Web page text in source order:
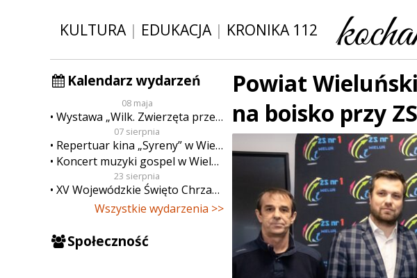
KULTURA| EDUKACJA| KRONIKA 112
Kalendarz wydarzeń
08 maja
Wystawa „Wilk. Zwierzęta przeklęte”
07 sierpnia
Repertuar kina „Syreny” w Wieluniu w dn. od 7 do 13 sierpnia
Koncert muzyki gospel w Wieluniu
23 sierpnia
XV Wojewódzkie Święto Chrzanu
Wszystkie wydarzenia >>
Społeczność
Powiat
na boisko przy